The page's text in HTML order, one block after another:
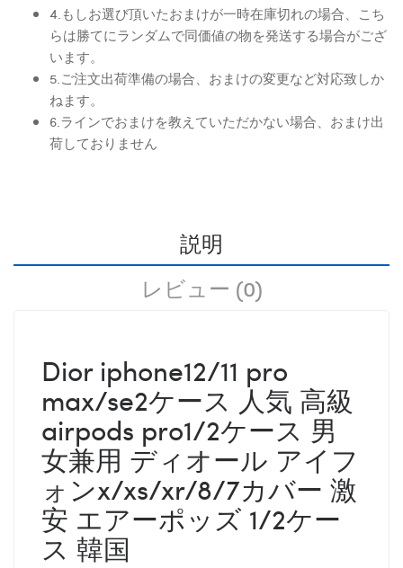
4.もしお選び頂いたおまけが一時在庫切れの場合、こち
らは勝てにランダムで同価値の物を発送する場合がござ
います。
5.ご注文出荷準備の場合、おまけの変更など対応致しか
ねます。
6.ラインでおまけを教えていただかない場合、おまけ出
荷しておりません
説明
レビュー (0)
Dior iphone12/11 pro
max/se2ケース 人気 高級
airpods pro1/2ケース 男
女兼用 ディオール アイフ
ォンx/xs/xr/8/7カバー 激
安 エアーポッズ 1/2ケー
ス 韓国